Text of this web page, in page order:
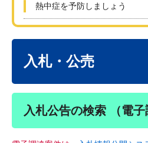
熱中症を予防しましょう
入札・公売
入札公告の検索 （電子